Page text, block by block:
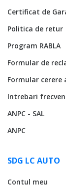
Certificat de
Politica de retur
Program RABLA
Formular de
Formular
Intrebari
ANPC - SAL
ANPC
SDG LC AUTO
Contul meu